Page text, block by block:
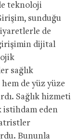
teknoloji
sunduğu
de
dijital
sağlık
de yüz yüze
Sağlık hizmeti
istihdam eden
Bununla